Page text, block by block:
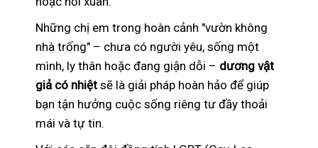
Những chị em trong hoàn cảnh "vườn không
nhà trống" – chưa có người yêu, sống một
mình, ly thân hoặc đang giận dỗi – dương vật
giả có nhiệt sẽ là giải pháp hoàn hảo để giúp
bạn tận hưởng cuộc sống riêng tư đầy thoải
mái và tự tin.